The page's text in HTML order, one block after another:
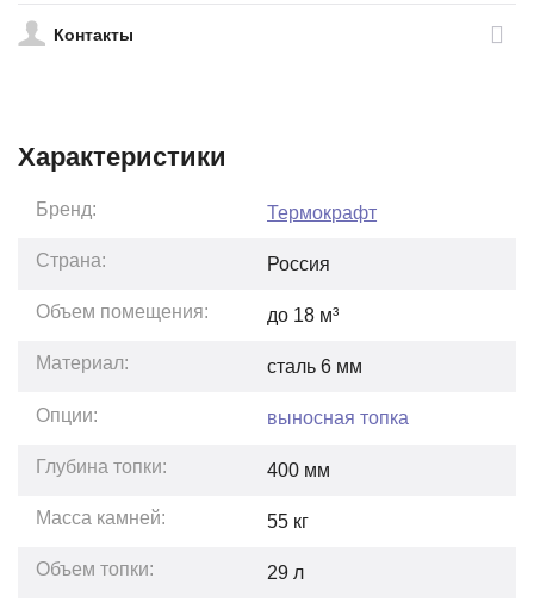
Контакты
Характеристики
Бренд: Термокрафт
Страна: Россия
Объем помещения: до 18 м³
Материал: сталь 6 мм
Опции: выносная топка
Глубина топки: 400 мм
Масса камней: 55 кг
Объем топки: 29 л